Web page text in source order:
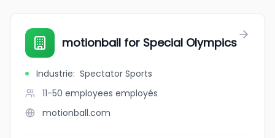
motionball for Special Olympics
Industrie: Spectator Sports
11-50 employees employés
motionball.com